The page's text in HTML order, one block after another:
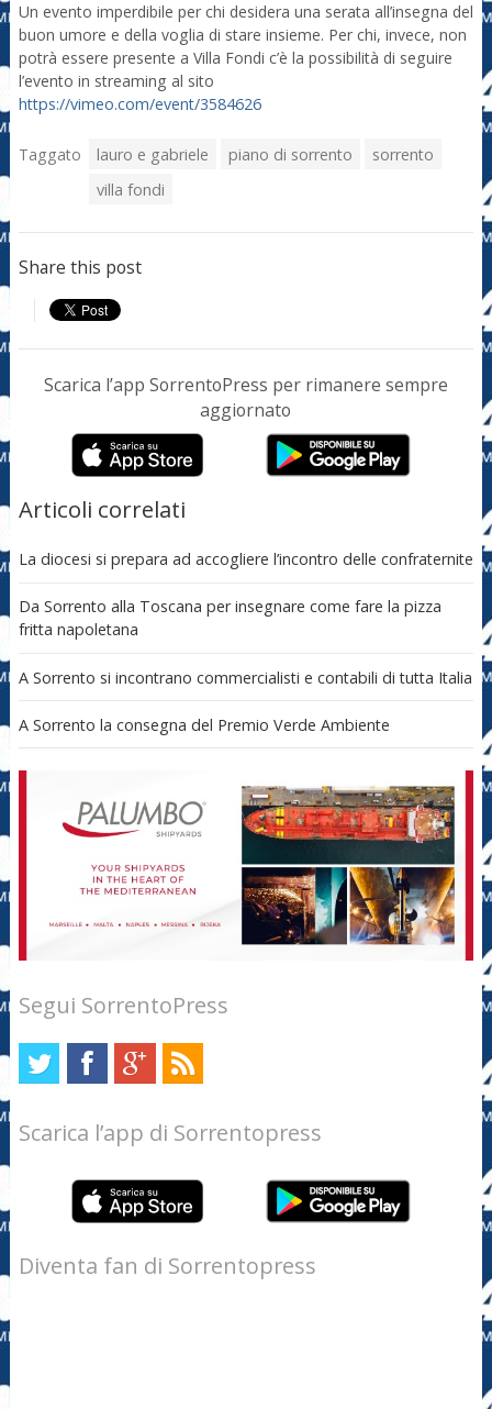
Un evento imperdibile per chi desidera una serata all’insegna del
buon umore e della voglia di stare insieme. Per chi, invece, non
potrà essere presente a Villa Fondi c’è la possibilità di seguire
l’evento in streaming al sito
https://vimeo.com/event/3584626
Taggato lauro e gabriele piano di sorrento
sorrento
villa fondi
Share this post
Scarica l’app SorrentoPress per rimanere sempre
aggiornato
Articoli correlati
La diocesi si prepara ad accogliere l’incontro delle confraternite
Da Sorrento alla Toscana per insegnare come fare la pizza
fritta napoletana
A Sorrento si incontrano commercialisti e contabili di tutta Italia
A Sorrento la consegna del Premio Verde Ambiente
Segui SorrentoPress
Scarica l’app di Sorrentopress
Diventa fan di Sorrentopress